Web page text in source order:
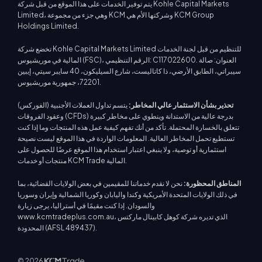
يتم توفير الخدمات على هذا الموقع من قبل شركة Kohle Capital Markets
Limited، وهي جزء من مجموعة KCM وشركتها الأم هي KCM Group
Holdings Limited.
تخضع شركة Kohle Capital Markets Limited للتنظيم من قبل لجنة الخدمات
المالية في موريشيوس (FSC)، الرقم التنظيمي: C117022600. العنوان: صالة
سيبراتي، الطابق الأرضي، ذا كاتاليست، شارع السيليكون، 40 سايبر سيتي، إيبين
72201، جمهورية موريشيوس.
تحذير بشأن الاستثمار عالي المخاطر: يتسم تداول العملات الأجنبية (الفوركس)
وعقود الفروقات (CFDs) بدرجة عالية من الاستدانة وينطوي على مخاطر كبيرة
تتعلق بالخسارة المحتملة. تأكد من أنك تفهم كيفية عمل هذه المنتجات وما إذا كنت
تستطيع تحمل المخاطر العالية. المعلومات الواردة في هذا الموقع ليست نصيحة
استثمارية أو توصية، ولا ينبغي اعتبار استخدام هذا الموقع عرضًا للحصول على
منتجات أو خدمات KCM Trade المالية.
المناطق المحظورة: نحن لا نقدم خدماتنا للمقيمين في بعض الولايات القضائية، بما
في ذلك الولايات المتحدة الأمريكية وكندا واليابان وكوريا الشمالية وإيران وسوريا
والسودان. إذا كنت مقيمًا في أستراليا، يرجى زيارة
www.kcmtradeplus.com.au، الذي تديره شركة كوهل كابيتال ماركتس
المحدودة (AFSL 489437).